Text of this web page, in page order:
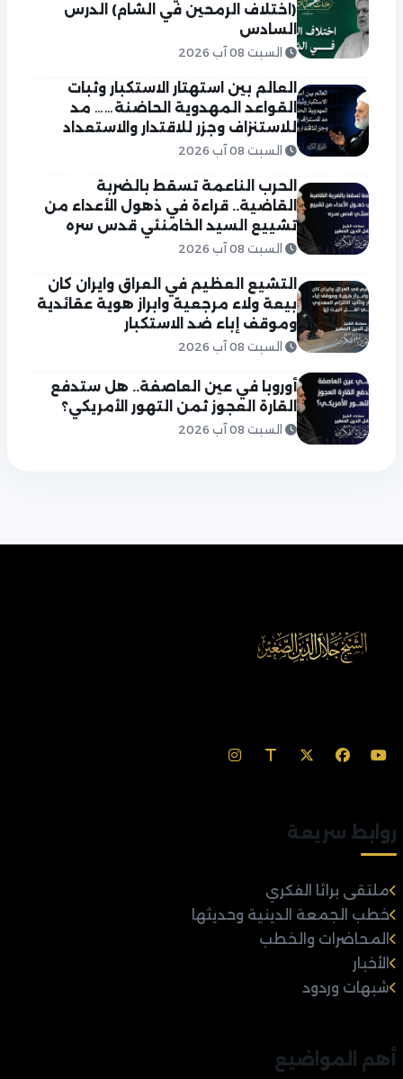
(اختلاف الرمحين في الشام) الدرس
السادس
السبت 08 آب 2026
العالم بين استهتار الاستكبار وثبات
القواعد المهدوية الحاضنة…… مد
للاستنزاف وجزر للاقتدار والاستعداد
السبت 08 آب 2026
الحرب الناعمة تسقط بالضربة
القاضية.. قراءة في ذهول الأعداء من
تشييع السيد الخامنئي قدس سره
السبت 08 آب 2026
التشيع العظيم في العراق وايران كان
بيعة ولاء مرجعية وابراز هوية عقائدية
وموقف إباء ضد الاستكبار
السبت 08 آب 2026
أوروبا في عين العاصفة.. هل ستدفع
القارة العجوز ثمن التهور الأمريكي؟
السبت 08 آب 2026
روابط سريعة
ملتقى براثا الفكري
خطب الجمعة الدينية وحديثها
المحاضرات والخطب
الأخبار
شبهات وردود
أهم المواضيع